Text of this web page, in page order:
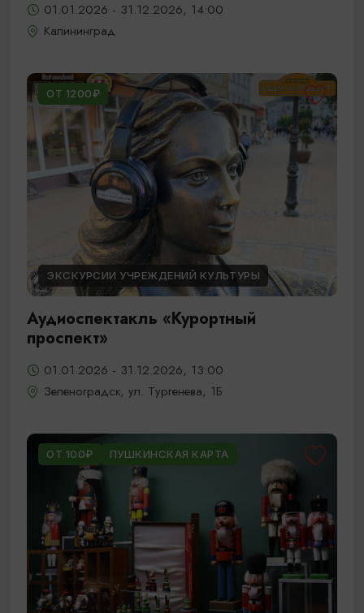
01.01.2026 - 31.12.2026, 14:00
Калининград
ОТ 1200₽
ЭКСКУРСИИ УЧРЕЖДЕНИЙ КУЛЬТУРЫ
Аудиоспектакль «Курортный
проспект»
01.01.2026 - 31.12.2026, 13:00
Зеленоградск, ул. Тургенева, 1Б
ОТ 100₽ ПУШКИНСКАЯ КАРТА